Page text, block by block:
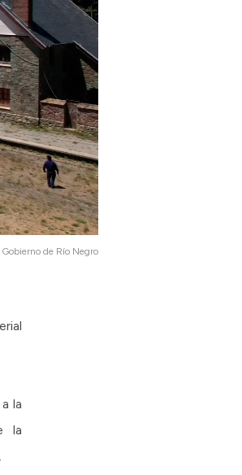
Gobierno de Río Negro
la
la